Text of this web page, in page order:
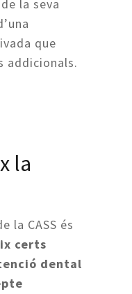
la seva
que
addicionals.
la
la CASS és
certs
dental